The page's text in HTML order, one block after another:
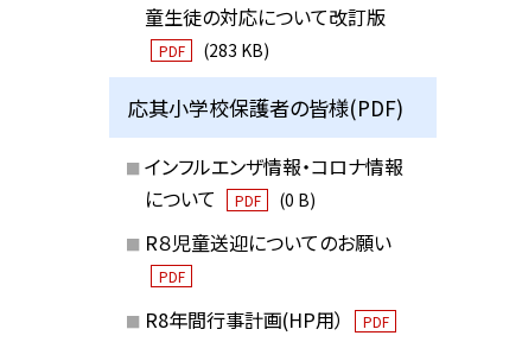
童生徒の対応について改訂版
PDF (283 KB)
応其小学校保護者の皆様(PDF)
インフルエンザ情報・コロナ情報
について
PDF (0 B)
R８児童送迎についてのお願い
PDF
R8年間行事計画(HP用） PDF